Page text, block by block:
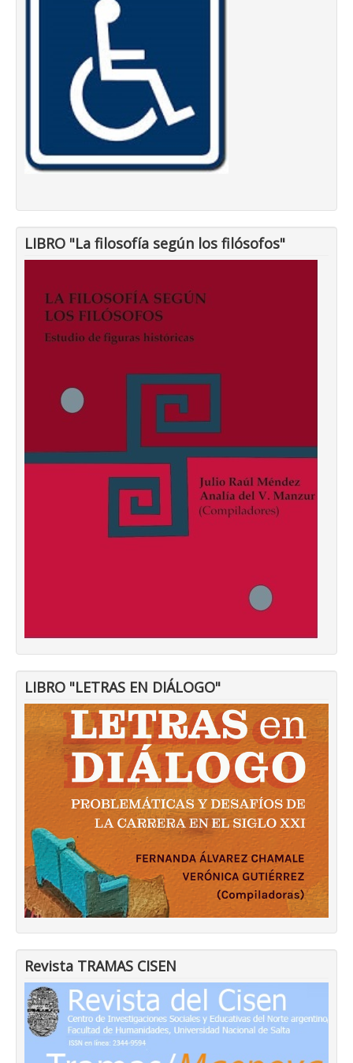
LIBRO "La filosofía según los filósofos"
LIBRO "LETRAS EN DIÁLOGO"
Revista TRAMAS CISEN